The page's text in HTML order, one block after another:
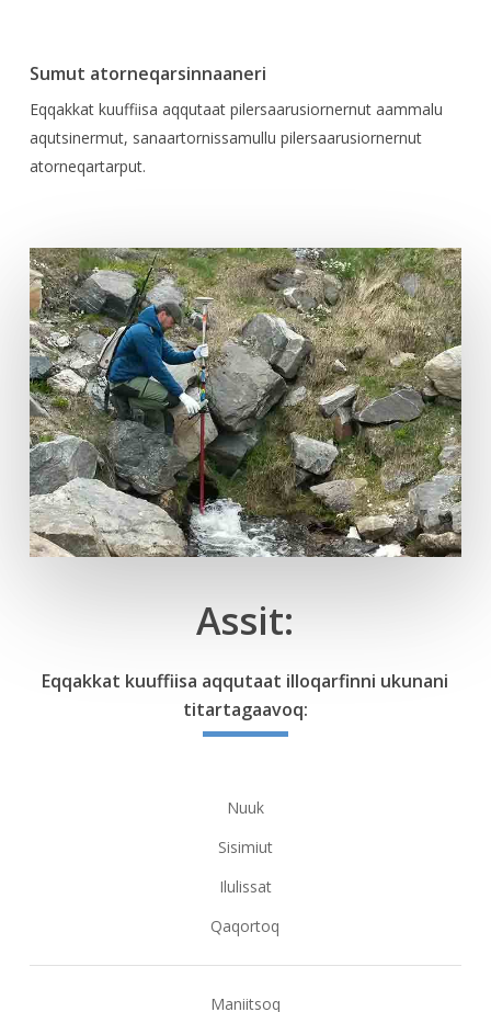
Sumut atorneqarsinnaaneri
Eqqakkat kuuffiisa aqqutaat pilersaarusiornernut aammalu
aqutsinermut, sanaartornissamullu pilersaarusiornernut
atorneqartarput.
Assit:
Eqqakkat kuuffiisa aqqutaat illoqarfinni ukunani
titartagaavoq:
Nuuk
Sisimiut
Ilulissat
Qaqortoq
Maniitsoq